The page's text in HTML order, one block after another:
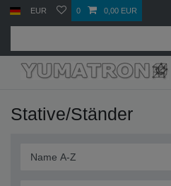
EUR 0 0,00 EUR
Stative/Ständer